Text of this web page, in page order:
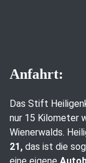
Anfahrt:
Das Stift
nur 15 Kilometer
Wienerwalds.
21, das ist die